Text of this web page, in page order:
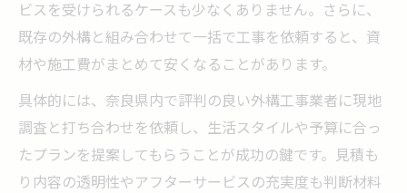
ビスを受けられるケースも少なくありません。さらに、
既存の外構と組み合わせて一括で工事を依頼すると、資
材や施工費がまとめて安くなることがあります。
具体的には、奈良県内で評判の良い外構工事業者に現地
調査と打ち合わせを依頼し、生活スタイルや予算に合っ
たプランを提案してもらうことが成功の鍵です。見積も
り内容の透明性やアフターサービスの充実度も判断材料